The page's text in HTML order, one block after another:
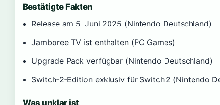
Bestätigte Fakten
Release am 5. Juni 2025 (Nintendo Deutschland)
Jamboree TV ist enthalten (PC Games)
Upgrade Pack verfügbar (Nintendo Deutschland)
Switch‑2‑Edition exklusiv für Switch 2 (Nintendo
Was unklar ist